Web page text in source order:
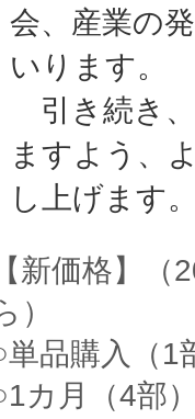
会、産業の
いります。
引き続き
ますよう、
し上げます
【新価格】
）
単品購入（1
カ月（4部